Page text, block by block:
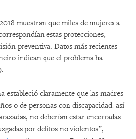
muestran que miles de mujeres a
estas protecciones,
preventiva. Datos más recientes
indican que el problema ha
estableció claramente que las madres
o de personas con discapacidad, así
no deberían estar encerradas
por delitos no violentos”,